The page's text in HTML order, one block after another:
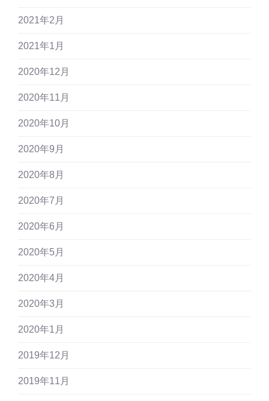
2021年2月
2021年1月
2020年12月
2020年11月
2020年10月
2020年9月
2020年8月
2020年7月
2020年6月
2020年5月
2020年4月
2020年3月
2020年1月
2019年12月
2019年11月